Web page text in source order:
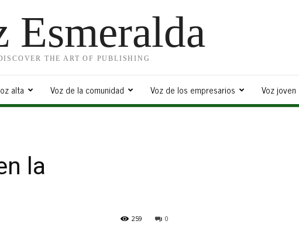
Esmeralda
THE ART OF PUBLISHING
alta Voz de la comunidad Voz de los empresarios Voz joven
la
0
259